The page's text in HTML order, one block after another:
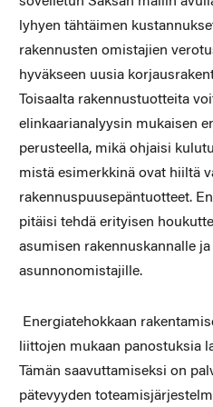
lyhyen tähtäimen
rakennusten omistajien
hyväkseen uusia
Toisaalta rakennustuotteita
elinkaarianalyysin mukaisen
perusteella, mikä ohjaisi
mistä esimerkkinä ovat hiiltä
rakennuspuusepäntuotteet.
pitäisi tehdä erityisen
asumisen rakennuskannalle
asunnonomistajille.
Energiatehokkaan
liittojen mukaan panostuksia
Tämän saavuttamiseksi on
pätevyyden